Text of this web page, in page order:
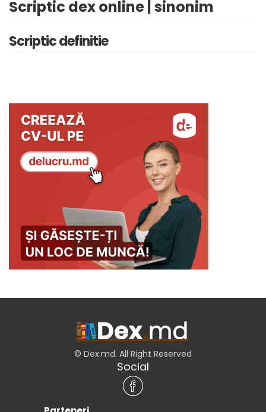
Scriptic dex online | sinonim
Scriptic definitie
© Dex.md. All Right Reserved
Social